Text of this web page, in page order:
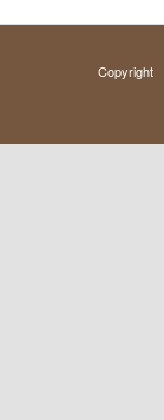
Copyright